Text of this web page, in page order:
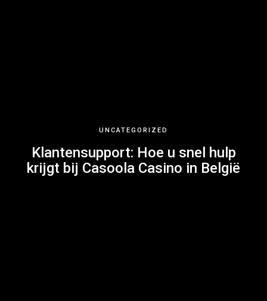
UNCATEGORIZED
Klantensupport: Hoe u snel hulp
krijgt bij Casoola Casino in België